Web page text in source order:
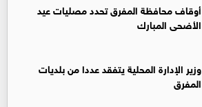
أوقاف محافظة المفرق تحدد مصليات عيد
الأضحى المبارك
وزير الإدارة المحلية يتفقد عددا من بلديات
المفرق